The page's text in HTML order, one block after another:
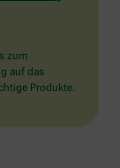
zum
auf das
Produkte.